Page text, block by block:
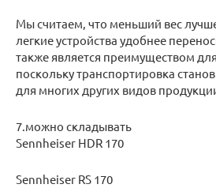
Мы считаем, что меньший вес
легкие устройства удобнее
также является преимуществом
поскольку транспортировка
для многих других видов
7.можно складывать
Sennheiser HDR 170
Sennheiser RS 170